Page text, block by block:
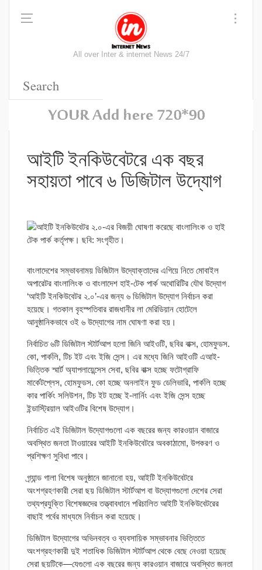
All over Inter & internet News 24/7
আইটি ইনকিউবেটরে এক বছর
সহায়তা পাবে ৬ ডিজিটাল উদ্যোগ
বাংলাদেশের সম্ভাবনাময় ডিজিটাল উদ্যোক্তাদের এগিয়ে নিতে মোবাইল
অপারেটর বাংলালিংক ও বাংলাদেশ হাই-টেক পার্ক অথোরিটির যৌথ উদ্যোগ
‘আইটি ইনকিউবেটর ২.০’-এর জন্য ৬ ডিজিটাল উদ্যোগ নির্বাচন করা
হয়েছে। গতকাল বৃহস্পতিবার রাজধানীর লা মেরিডিয়ান হোটেলে
আনুষ্ঠানিকভাবে ওই ৬ উদ্যোগের নাম ঘোষণা করা হয়।
নির্বাচিত ৬টি ডিজিটাল স্টার্টআপ হলো জিনি আইওটি, ছবির বাক্স, হোমফুডস.
কো, পার্কলি, টিচ ইট এবং ইজি সেন্স। এর মধ্যে জিনি আইওটি এআই-
ভিত্তিক স্মার্ট অ্যাপলায়েন্সেস সেবা, ছবির বাক্স হচ্ছে ফটোগ্রাফি
মার্কেটপ্লেস, হোমফুডস. কো হচ্ছে অনলাইন ফুড ডেলিভারি, পার্কলি হচ্ছে
কার পার্কিং সলিউশন, টিচ ইট হচ্ছে ই-লার্নিং এবং ইজি সেন্স হচ্ছে
ইন্ডাস্ট্রিয়াল আইওটির বিশেষ উদ্যোগ।
নির্বাচিত এই ডিজিটাল উদ্যোগগুলো এক বছরের জন্য কারওয়ান বাজারে
অবস্থিত জনতা টাওয়ারের আইটি ইনকিউবেটরে অবকাঠামো, উপকরণ ও
প্রশিক্ষণ সুবিধা পাবে।
গ্র্যান্ড গালা বিশেষ অনুষ্ঠানে জানানো হয়, আইটি ইনকিউবেটরে
অংশগ্রহণকারী সেরা ছয় ডিজিটাল স্টার্টআপ বা উদ্যোগগুলো দেশের সেরা
তথ্যপ্রযুক্তি বিশেষজ্ঞদের তত্ত্বাবধানে পরিচালিত আইটি ইনকিউবেটরের
বাছাই পর্বের মাধ্যমে নির্বাচন করা হয়েছে।
ডিজিটাল উদ্যোগের অভিনবত্ব ও ব্যবসায়িক সম্ভাবনার ভিত্তিতে
অংশগ্রহণকারী দুই শতাধিক ডিজিটাল স্টার্টআপ থেকে বেছে নেওয়া হয়েছে
সেরা ছয়টিকে—যেগুলো এক বছরের জন্য কারওয়ান বাজারে অবস্থিত জনতা